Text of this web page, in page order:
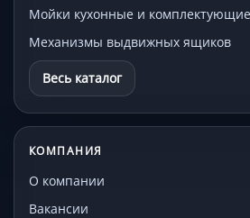
Мойки кухонные и комплектующие
Механизмы выдвижных ящиков
Весь каталог
КОМПАНИЯ
О компании
Вакансии